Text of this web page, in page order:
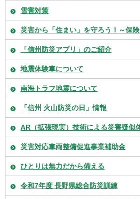
雪害対策
災害から「住まい」を守ろう！～保
「信州防災アプリ」のご紹介
地震体験車について
南海トラフ地震について
「信州 火山防災の日」情報
AR（拡張現実）技術による災害疑似
災害対応車両整備促進事業補助金
ひとりは無力だから備える
令和7年度 長野県総合防災訓練